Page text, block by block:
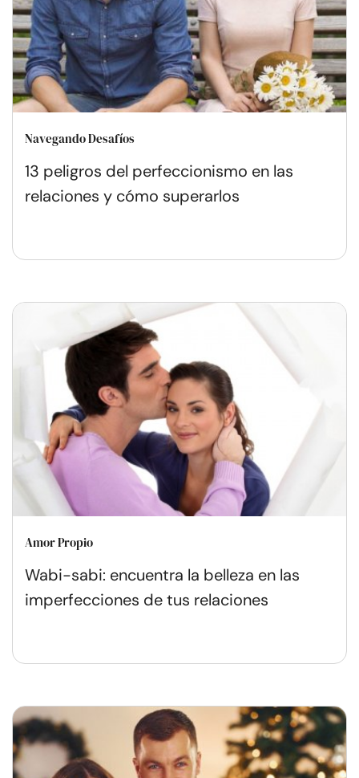
Navegando Desafíos
13 peligros del perfeccionismo en las
relaciones y cómo superarlos
Amor Propio
Wabi-sabi: encuentra la belleza en las
imperfecciones de tus relaciones